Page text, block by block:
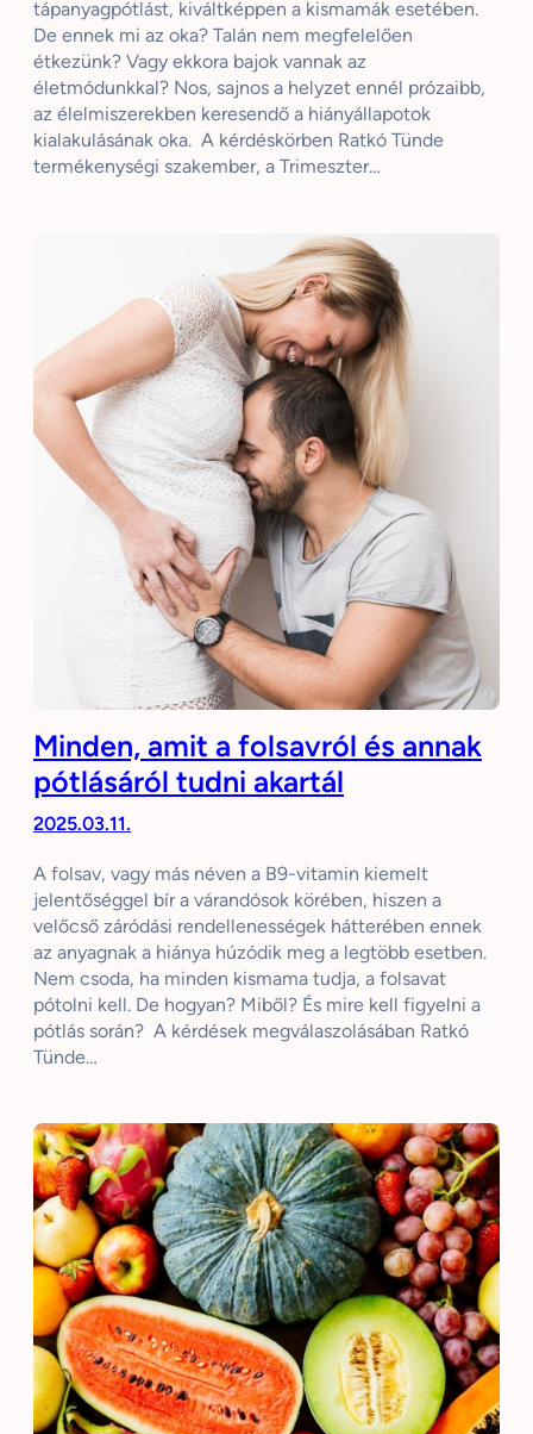
tápanyagpótlást, kiváltképpen a kismamák esetében.
De ennek mi az oka? Talán nem megfelelően
étkezünk? Vagy ekkora bajok vannak az
életmódunkkal? Nos, sajnos a helyzet ennél prózaibb,
az élelmiszerekben keresendő a hiányállapotok
kialakulásának oka. A kérdéskörben Ratkó Tünde
termékenységi szakember, a Trimeszter…
Minden, amit a folsavról és annak
pótlásáról tudni akartál
2025.03.11.
A folsav, vagy más néven a B9-vitamin kiemelt
jelentőséggel bír a várandósok körében, hiszen a
velőcső záródási rendellenességek hátterében ennek
az anyagnak a hiánya húzódik meg a legtöbb esetben.
Nem csoda, ha minden kismama tudja, a folsavat
pótolni kell. De hogyan? Miből? És mire kell figyelni a
pótlás során? A kérdések megválaszolásában Ratkó
Tünde…